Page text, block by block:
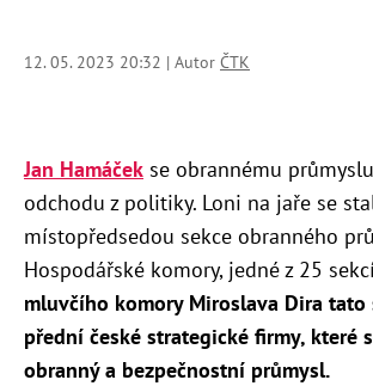
12. 05. 2023 20:32 | Autor ČTK
Jan Hamáček se obrannému
odchodu z politiky. Loni na jaře se
místopředsedou sekce obranného
Hospodářské komory, jedné z 25
mluvčího komory Miroslava Dira tato
přední české strategické firmy, které
obranný a bezpečnostní průmysl.